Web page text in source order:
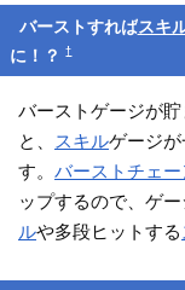
バーストすればスキ
に！？†
バーストゲージが
と、
スキルゲージ
す。バーストチェー
ップするので、ゲ
ルや多段ヒットする